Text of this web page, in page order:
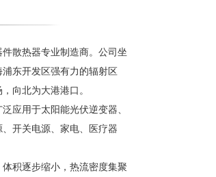
散热器专业制造商。公司坐
东开发区强有力的辐射区
向北为大港港口。
应用于太阳能光伏逆变器、
开关电源、家电、医疗器
积逐步缩小，热流密度集聚